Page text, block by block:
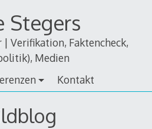
Stegers
| Verifikation, Faktencheck,
Medien
Kontakt